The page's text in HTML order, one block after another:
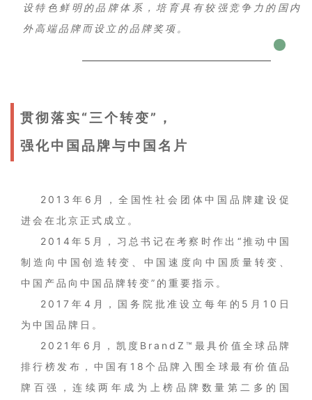
设特色鲜明的品牌体系，培育具有较强竞争力的国内
外高端品牌而设立的品牌奖项。
贯彻落实“三个转变”，
强化中国品牌与中国名片
2013年6月，全国性社会团体中国品牌建设促
进会在北京正式成立。
2014年5月，习总书记在考察时作出“推动中国
制造向中国创造转变、中国速度向中国质量转变、
中国产品向中国品牌转变”的重要指示。
2017年4月，国务院批准设立每年的5月10日
为中国品牌日。
2021年6月，凯度BrandZ™最具价值全球品牌
排行榜发布，中国有18个品牌入围全球最有价值品
牌百强，连续两年成为上榜品牌数量第二多的国